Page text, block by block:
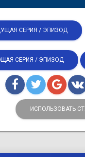
СЕРИЯ / ЭПИЗОД
СЕРИЯ / ЭПИЗОД
ИСПОЛЬЗОВАТЬ